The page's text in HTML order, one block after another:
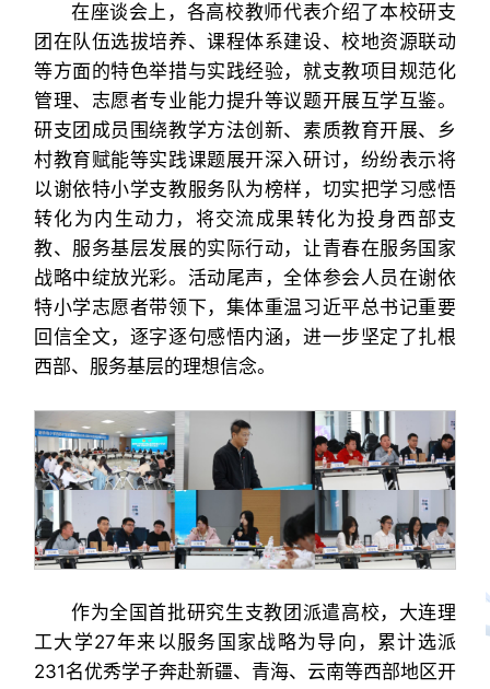
在座谈会上，各高校教师代表介绍了本校研支
团在队伍选拔培养、课程体系建设、校地资源联动
等方面的特色举措与实践经验，就支教项目规范化
管理、志愿者专业能力提升等议题开展互学互鉴。
研支团成员围绕教学方法创新、素质教育开展、乡
村教育赋能等实践课题展开深入研讨，纷纷表示将
以谢依特小学支教服务队为榜样，切实把学习感悟
转化为内生动力，将交流成果转化为投身西部支
教、服务基层发展的实际行动，让青春在服务国家
战略中绽放光彩。活动尾声，全体参会人员在谢依
特小学志愿者带领下，集体重温习近平总书记重要
回信全文，逐字逐句感悟内涵，进一步坚定了扎根
西部、服务基层的理想信念。
作为全国首批研究生支教团派遣高校，大连理
工大学27年来以服务国家战略为导向，累计选派
231名优秀学子奔赴新疆、青海、云南等西部地区开